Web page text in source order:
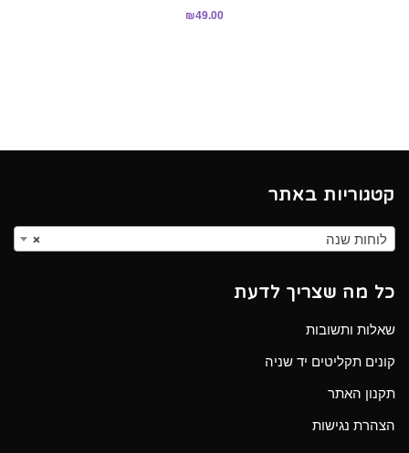
₪49.00
קטגוריות באתר
× לוחות שנה
כל מה שצריך לדעת
שאלות ותשובות
קונים תקליטים יד שניה
תקנון האתר
הצהרת נגישות